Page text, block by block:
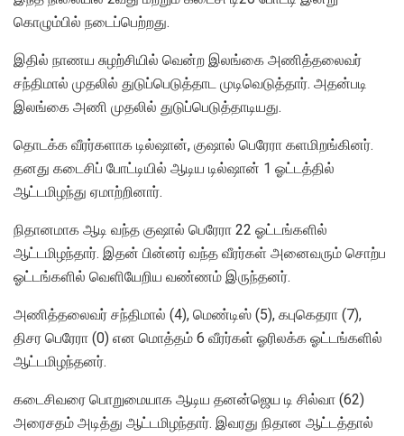
கொழும்பில் நடைப்பெற்றது.
இதில் நாணய சுழற்சியில் வென்ற இலங்கை அணித்தலைவர்
சந்திமால் முதலில் துடுப்பெடுத்தாட முடிவெடுத்தார். அதன்படி
இலங்கை அணி முதலில் துடுப்பெடுத்தாடியது.
தொடக்க வீரர்களாக டில்ஷான், குஷால் பெரேரா களமிறங்கினர்.
தனது கடைசிப் போட்டியில் ஆடிய டில்ஷான் 1 ஓட்டத்தில்
ஆட்டமிழந்து ஏமாற்றினார்.
நிதானமாக ஆடி வந்த குஷால் பெரேரா 22 ஓட்டங்களில்
ஆட்டமிழந்தார். இதன் பின்னர் வந்த வீரர்கள் அனைவரும் சொற்ப
ஓட்டங்களில் வெளியேறிய வண்ணம் இருந்தனர்.
அணித்தலைவர் சந்திமால் (4), மெண்டிஸ் (5), கபுகெதரா (7),
திசர பெரேரா (0) என மொத்தம் 6 வீரர்கள் ஓரிலக்க ஓட்டங்களில்
ஆட்டமிழந்தனர்.
கடைசிவரை பொறுமையாக ஆடிய தனன்ஜெய டி சில்வா (62)
அரைசதம் அடித்து ஆட்டமிழந்தார். இவரது நிதான ஆட்டத்தால்